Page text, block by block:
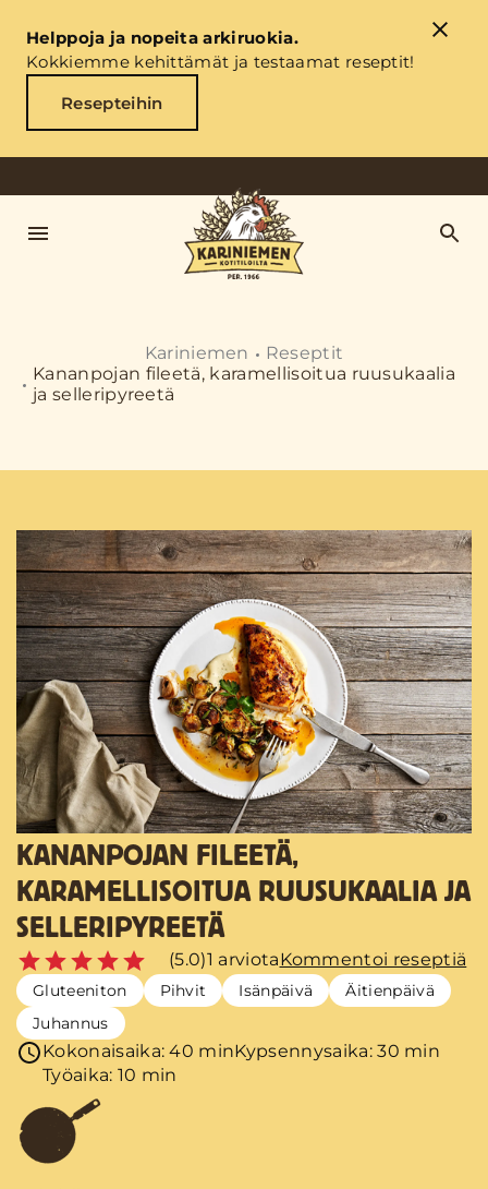
Helppoja ja nopeita arkiruokia.
Kokkiemme kehittämät ja testaamat reseptit!
Resepteihin
Kariniemen
Reseptit
Kananpojan fileetä, karamellisoitua ruusukaalia
ja selleripyreetä
KANANPOJAN FILEETÄ,
KARAMELLISOITUA RUUSUKAALIA JA
SELLERIPYREETÄ
(5.0)1 arviotaKommentoi reseptiä
Gluteeniton Pihvit Isänpäivä
Äitienpäivä
Juhannus
Kokonaisaika: 40 minKypsennysaika: 30 min
Työaika: 10 min